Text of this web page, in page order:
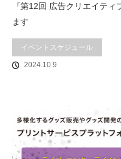
『第12回 広告クリエイテ
ます
イベントスケジュール
2024.10.9